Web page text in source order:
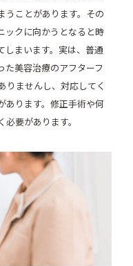
うことがあります。その
ックに向かうとなると時
しまいます。実は、普通
た美容治療のアフターフ
りませんし、対応してく
あります。修正手術や何
要があります。